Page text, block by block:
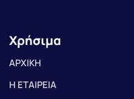
Χρήσιμα
ΑΡΧΙΚΗ
Η ΕΤΑΙΡΕΙΑ